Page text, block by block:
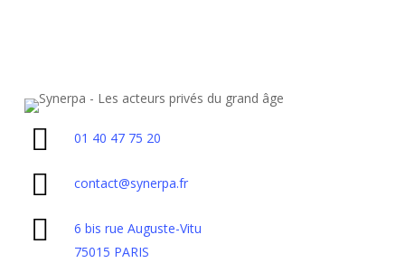
01 40 47 75 20
contact@synerpa.fr
6 bis rue Auguste-Vitu
75015 PARIS